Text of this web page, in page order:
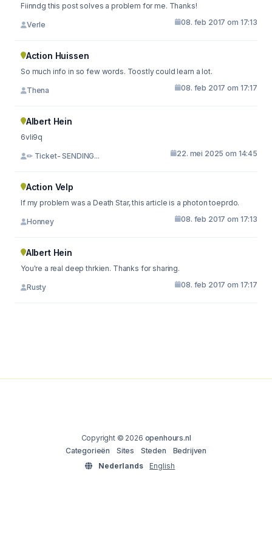
Fiinndg this post solves a problem for me. Thanks!
Verle 08. feb 2017 om 17:13
Action Huissen
So much info in so few words. Toostly could learn a lot.
Thena 08. feb 2017 om 17:17
Albert Hein
6vli9q
✏ Ticket- SENDING... 22. mei 2025 om 14:45
Action Velp
If my problem was a Death Star, this article is a photon toeprdo.
Honney 08. feb 2017 om 17:13
Albert Hein
You're a real deep thrkien. Thanks for sharing.
Rusty 08. feb 2017 om 17:17
Copyright © 2026 openhours.nl
Categorieën
Sites Steden
Bedrijven
Nederlands
English